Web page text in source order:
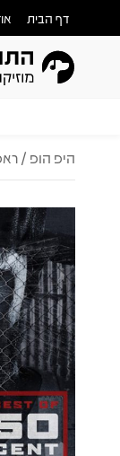
דף הבית
היפ הופ /